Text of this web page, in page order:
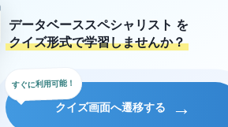
データベーススペシャリスト を
クイズ形式で学習しませんか？
クイズ画面へ遷移する →
すぐに利用可能！